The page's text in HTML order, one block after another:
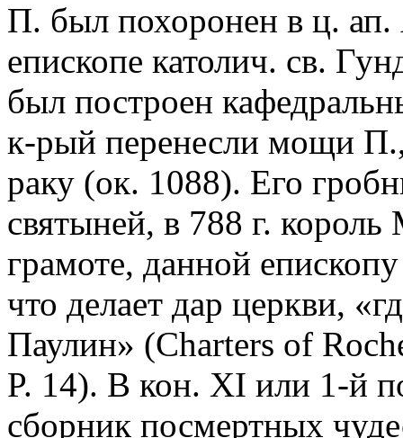
П. был похоронен в ц.
епископе католич. св.
был построен
к-рый перенесли мощи
раку (ок. 1088). Его
святыней, в 788 г.
грамоте, данной
что делает дар церкви,
Паулин» (Charters of
P. 14). В кон. XI или 1-й
сборник посмертных